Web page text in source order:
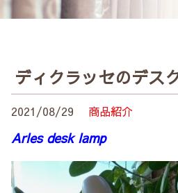
ディクラッセのデス
2021/08/29 商品紹介
Arles desk lamp